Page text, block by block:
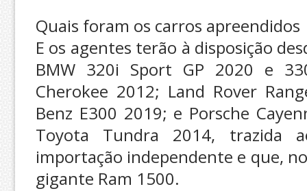
Quais foram os carros apreendidos
E os agentes terão à disposição
BMW 320i Sport GP 2020 e
Cherokee 2012; Land Rover
Benz E300 2019; e Porsche
Toyota Tundra 2014, trazida
importação independente e que,
gigante Ram 1500.